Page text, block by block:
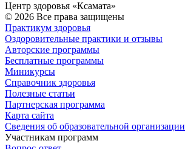
Центр здоровья «Ксамата»
© 2026 Все права защищены
Практикум здоровья
Оздоровительные практики и отзывы
Авторские программы
Бесплатные программы
Миникурсы
Справочник здоровья
Полезные статьи
Партнерская программа
Карта сайта
Сведения об образовательной организации
Участникам программ